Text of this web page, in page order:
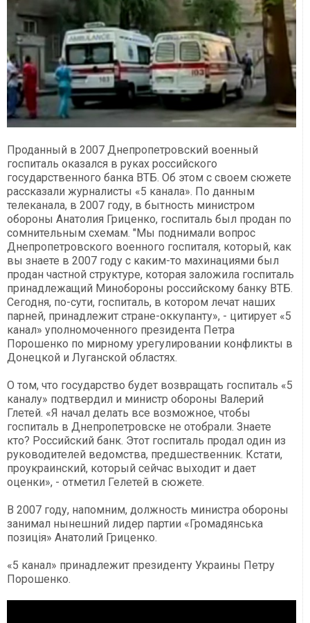
Проданный в 2007 Днепропетровский военный
госпиталь оказался в руках российского
государственного банка ВТБ. Об этом с своем сюжете
рассказали журналисты «5 канала». По данным
телеканала, в 2007 году, в бытность министром
обороны Анатолия Гриценко, госпиталь был продан по
сомнительным схемам. "Мы поднимали вопрос
Днепропетровского военного госпиталя, который, как
вы знаете в 2007 году с каким-то махинациями был
продан частной структуре, которая заложила госпиталь
принадлежащий Минобороны российскому банку ВТБ.
Сегодня, по-сути, госпиталь, в котором лечат наших
парней, принадлежит стране-оккупанту», - цитирует «5
канал» уполномоченного президента Петра
Порошенко по мирному урегулировании конфликты в
Донецкой и Луганской областях.
О том, что государство будет возвращать госпиталь «5
каналу» подтвердил и министр обороны Валерий
Глетей. «Я начал делать все возможное, чтобы
госпиталь в Днепропетровске не отобрали. Знаете
кто? Российский банк. Этот госпиталь продал один из
руководителей ведомства, предшественник. Кстати,
проукраинский, который сейчас выходит и дает
оценки», - отметил Гелетей в сюжете.
В 2007 году, напомним, должность министра обороны
занимал нынешний лидер партии «Громадянська
позиція» Анатолий Гриценко.
«5 канал» принадлежит президенту Украины Петру
Порошенко.